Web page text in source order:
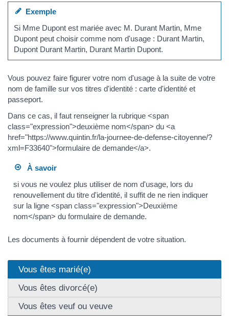
Exemple
Si Mme Dupont est mariée avec M. Durant Martin, Mme
Dupont peut choisir comme nom d'usage : Durant Martin,
Dupont Durant Martin, Durant Martin Dupont.
Vous pouvez faire figurer votre nom d'usage à la suite de votre
nom de famille sur vos titres d'identité : carte d'identité et
passeport.
Dans ce cas, il faut renseigner la rubrique <span
class="expression">deuxième nom</span> du <a
href="https://www.quintin.fr/la-journee-de-defense-citoyenne/?
xml=F33640">formulaire de demande</a>.
À savoir
si vous ne voulez plus utiliser de nom d'usage, lors du
renouvellement du titre d'identité, il suffit de ne rien indiquer
sur la ligne <span class="expression">Deuxième
nom</span> du formulaire de demande.
Les documents à fournir dépendent de votre situation.
Vous êtes marié(e)
Vous êtes divorcé(e)
Vous êtes veuf ou veuve